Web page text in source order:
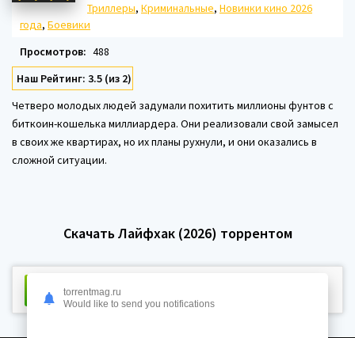
Триллеры, Криминальные, Новинки кино 2026
года, Боевики
Просмотров: 488
Наш Рейтинг: 3.5 (из 2)
Четверо молодых людей задумали похитить миллионы фунтов с
биткоин-кошелька миллиардера. Они реализовали свой замысел
в своих же квартирах, но их планы рухнули, и они оказались в
сложной ситуации.
Скачать Лайфхак (2026) торрентом
Скачать торрент
torrentmag.ru
Would like to send you notifications